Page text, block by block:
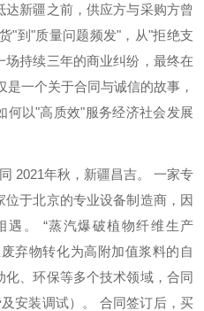
新疆之前，供应方与采购方曾
到"质量问题频发"，从"拒绝支
持续三年的商业纠纷，最终在
一个关于合同与诚信的故事，
何以"高质效"服务经济社会发展
2021年秋，新疆昌吉。 一家专
于北京的专业设备制造商，因
遇。 “蒸汽爆破植物纤维生产
弃物转化为高附加值浆料的自
、环保等多个技术领域，合同
安装调试）。 合同签订后，买